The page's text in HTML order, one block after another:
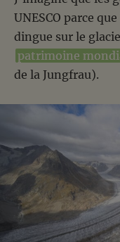
UNESCO parce
dingue sur le
patrimoine
de la Jungfrau).